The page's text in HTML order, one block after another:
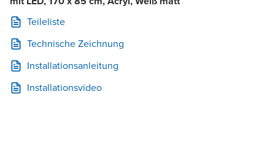
Teileliste
Technische Zeichnung
Installationsanleitung
Installationsvideo